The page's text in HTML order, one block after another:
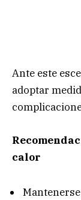
Ante este
adoptar
calor
Mantenerse